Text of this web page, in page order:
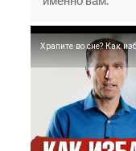
Храпите во сне? Как